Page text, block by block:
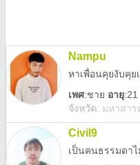
Nampu
หาเพื่อนคุยงับคุย
เพศ:ชาย อายุ:21
จังหวัด: มหาสาร
Civil9
เป็นคนธรรมดา